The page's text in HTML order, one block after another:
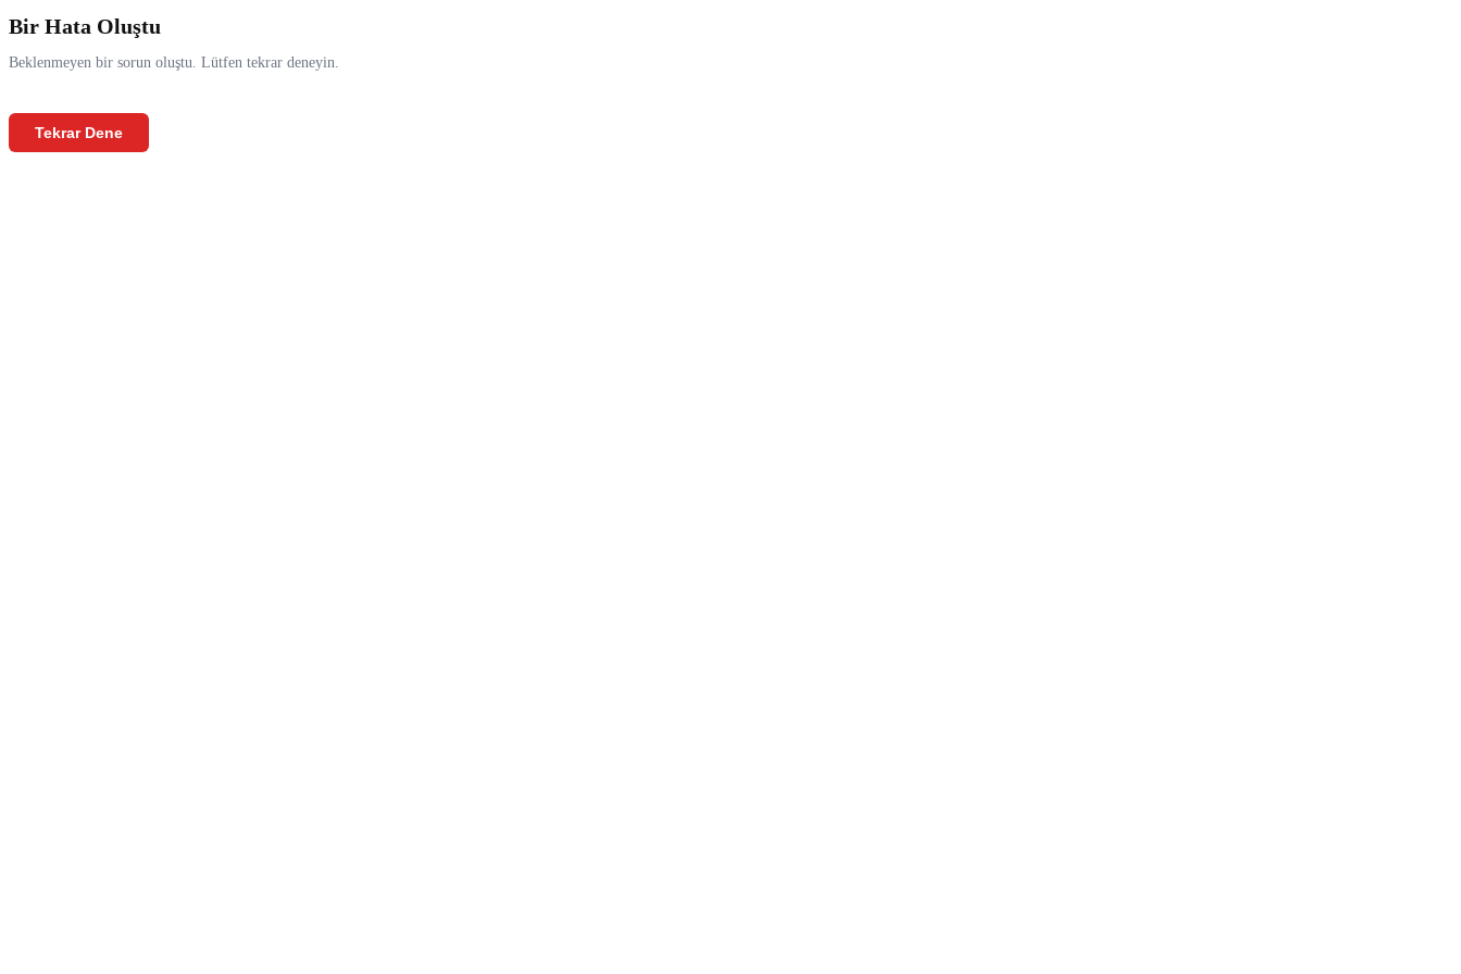
Bir Hata Oluştu
Beklenmeyen bir sorun oluştu. Lütfen tekrar deneyin.
Tekrar Dene